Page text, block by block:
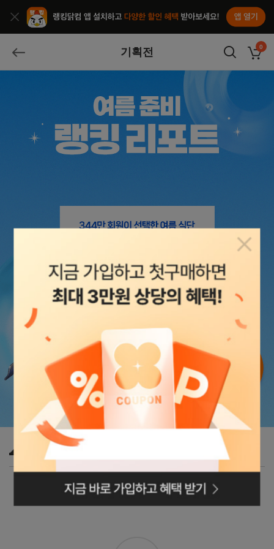
앱열기
종료
뒤로가기 기획전 장바구
0
🌊10+10 & 무제한 쿠폰 & 최대 51% 할인
팝업닫
로그인페이지로